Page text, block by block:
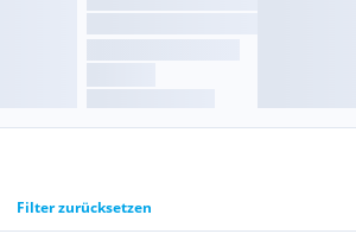
Filter zurücksetzen